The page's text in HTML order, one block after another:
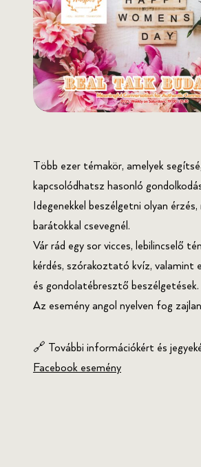
Több ezer témakör, amelyek
kapcsolódhatsz hasonló
Idegenekkel beszélgetni olyan
barátokkal csevegnél.
Vár rád egy sor vicces, lebilincselő
kérdés, szórakoztató kvíz, valamint
és gondolatébresztő beszélgetések.
Az esemény angol nyelven fog
🔗 További információkért és
Facebook esemény